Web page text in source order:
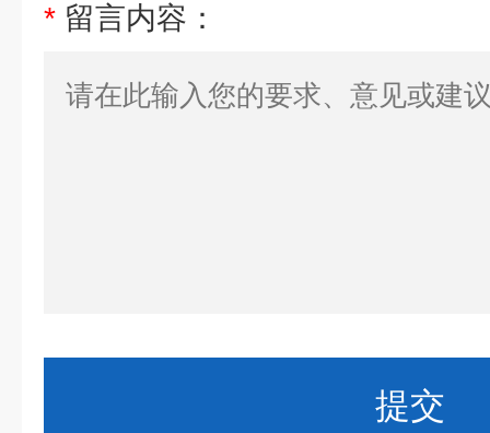
* 留言内容：